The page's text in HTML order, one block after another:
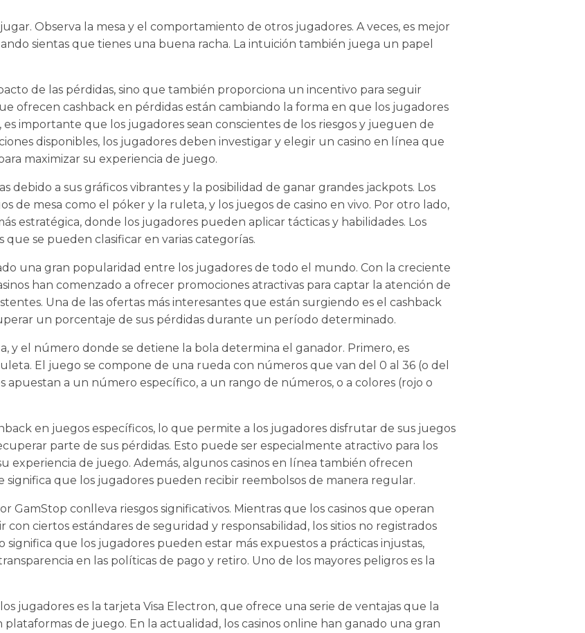
Observa la mesa y el comportamiento de otros jugadores. A veces, es mejor
sientas que tienes una buena racha. La intuición también juega un papel
de las pérdidas, sino que también proporciona un incentivo para seguir
ofrecen cashback en pérdidas están cambiando la forma en que los jugadores
importante que los jugadores sean conscientes de los riesgos y jueguen de
disponibles, los jugadores deben investigar y elegir un casino en línea que
maximizar su experiencia de juego.
debido a sus gráficos vibrantes y la posibilidad de ganar grandes jackpots. Los
de mesa como el póker y la ruleta, y los juegos de casino en vivo. Por otro lado,
estratégica, donde los jugadores pueden aplicar tácticas y habilidades. Los
se pueden clasificar en varias categorías.
una gran popularidad entre los jugadores de todo el mundo. Con la creciente
han comenzado a ofrecer promociones atractivas para captar la atención de
Una de las ofertas más interesantes que están surgiendo es el cashback
un porcentaje de sus pérdidas durante un período determinado.
y el número donde se detiene la bola determina el ganador. Primero, es
El juego se compone de una rueda con números que van del 0 al 36 (o del
apuestan a un número específico, a un rango de números, o a colores (rojo o
en juegos específicos, lo que permite a los jugadores disfrutar de sus juegos
parte de sus pérdidas. Esto puede ser especialmente atractivo para los
experiencia de juego. Además, algunos casinos en línea también ofrecen
significa que los jugadores pueden recibir reembolsos de manera regular.
GamStop conlleva riesgos significativos. Mientras que los casinos que operan
ciertos estándares de seguridad y responsabilidad, los sitios no registrados
significa que los jugadores pueden estar más expuestos a prácticas injustas,
en las políticas de pago y retiro. Uno de los mayores peligros es la
jugadores es la tarjeta Visa Electron, que ofrece una serie de ventajas que la
de juego. En la actualidad, los casinos online han ganado una gran